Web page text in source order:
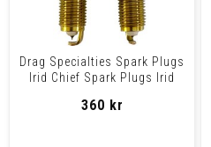
Drag Specialties Spark Plugs
Irid Chief Spark Plugs Irid
360 kr